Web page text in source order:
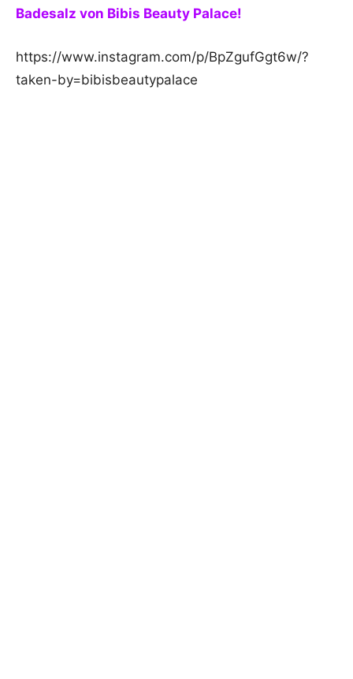
Badesalz von Bibis Beauty Palace!
https://www.instagram.com/p/BpZgufGgt6w/?
taken-by=bibisbeautypalace